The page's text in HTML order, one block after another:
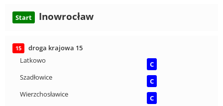
Start Inowrocław
15
droga krajowa 15
Latkowo
C
Szadłowice
C
Wierzchosławice
C